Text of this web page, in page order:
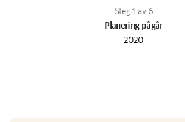
Planering pågår
2020